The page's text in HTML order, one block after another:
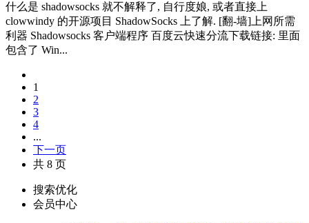
什么是 shadowsocks 就不解释了, 自行度娘, 或者直接上
clowwindy 的开源项目 ShadowSocks 上了解. [翻-墙]上网所需
利器 Shadowsocks 客户端程序 百度云快速分流下载链接: 里面
包含了 Win...
1
2
3
4
...
下一页
共 8 页
搜索优化
会员中心